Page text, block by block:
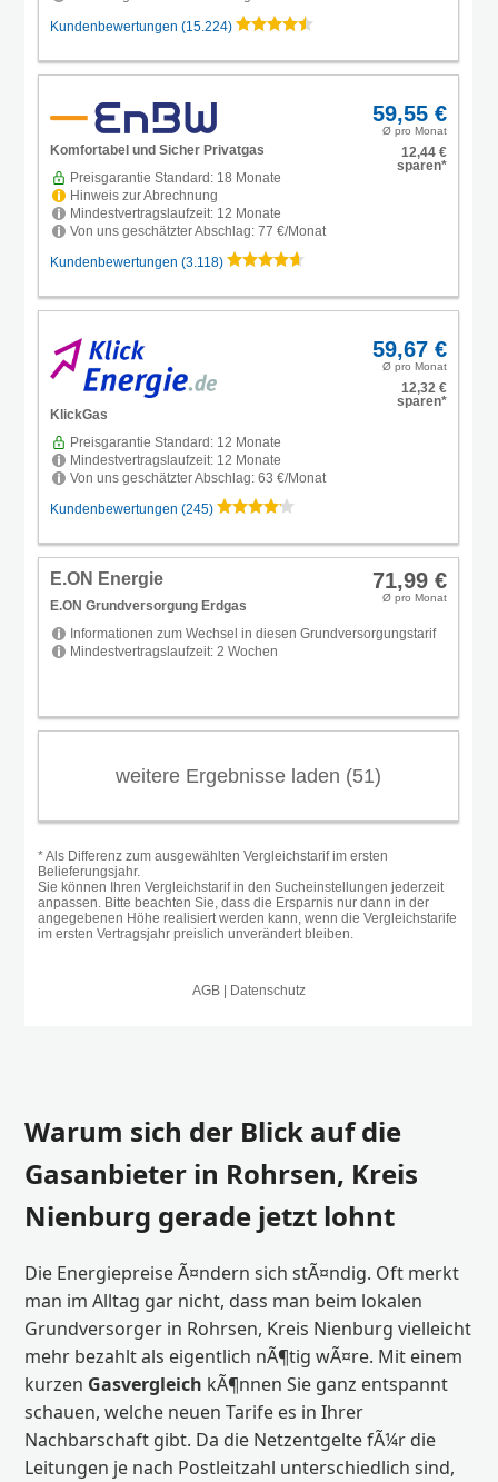
Warum sich der Blick auf die
Gasanbieter in Rohrsen, Kreis
Nienburg gerade jetzt lohnt
Die Energiepreise Ã¤ndern sich stÃ¤ndig. Oft merkt
man im Alltag gar nicht, dass man beim lokalen
Grundversorger in Rohrsen, Kreis Nienburg vielleicht
mehr bezahlt als eigentlich nÃ¶tig wÃ¤re. Mit einem
kurzen Gasvergleich kÃ¶nnen Sie ganz entspannt
schauen, welche neuen Tarife es in Ihrer
Nachbarschaft gibt. Da die Netzentgelte fÃ¼r die
Leitungen je nach Postleitzahl unterschiedlich sind,